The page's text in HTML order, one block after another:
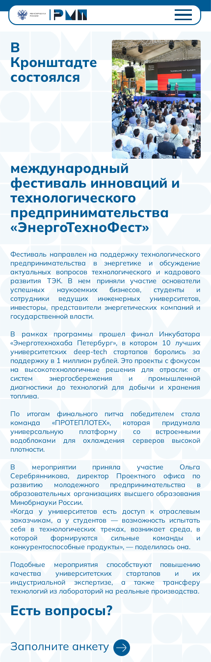
Студентам
Университетам
Ключевые проекты
В
Кронштадте
состоялся
международный
фестиваль инноваций и
технологического
предпринимательства
«ЭнергоТехноФест»
Фестиваль направлен на поддержку технологического
предпринимательства в энергетике и обсуждение
актуальных вопросов технологического и кадрового
развития ТЭК. В нем приняли участие основатели
успешных наукоемких бизнесов, студенты и
сотрудники ведущих инженерных университетов,
инвесторы, представители энергетических компаний и
государственной власти.
В рамках программы прошел финал Инкубатора
«Энерготехнохаба Петербург», в котором 10 лучших
университетских deep-tech стартапов боролись за
поддержку в 1 миллион рублей. Это проекты с фокусом
на высокотехнологичные решения для отрасли: от
систем энергосбережения и промышленной
диагностики до технологий для добычи и хранения
топлива.
По итогам финального питча победителем стала
команда «ПРОТЕПЛОТЕХ», которая придумала
универсальную платформу со встроенными
водоблоками для охлаждения серверов высокой
плотности.
В мероприятии приняла участие Ольга
Серебрянникова, директор Проектного офиса по
развитию молодежного предпринимательства в
образовательных организациях высшего образования
Минобрнауки России.
«Когда у университетов есть доступ к отраслевым
заказчикам, а у студентов — возможность испытать
себя в технологических треках, возникает среда, в
которой формируются сильные команды и
конкурентоспособные продукты», — поделилась она.
Подобные мероприятия способствуют повышению
качества университетских стартапов и их
индустриальной экспертизе, а также трансферу
технологий из лабораторий на реальные производства.
Есть вопросы?
Заполните анкету